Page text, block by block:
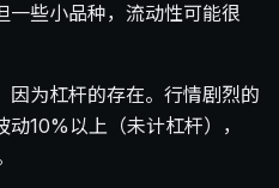
一些小品种，流动性可能很
因为杠杆的存在。行情剧烈的
10%以上（未计杠杆），